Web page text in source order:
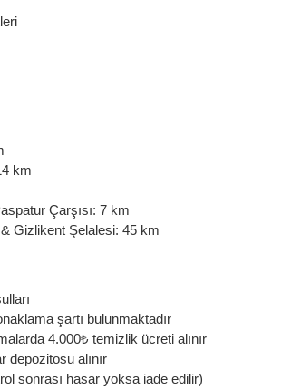
km
Çarşısı: 7 km
Gizlikent Şelalesi: 45 km
şartı bulunmaktadır
4.000₺ temizlik ücreti alınır
depozitosu alınır
sonrası hasar yoksa iade edilir)